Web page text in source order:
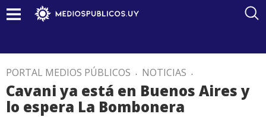
PORTAL MEDIOS PÚBLICOS . NOTICIAS .
Cavani ya está en Buenos Aires y
lo espera La Bombonera